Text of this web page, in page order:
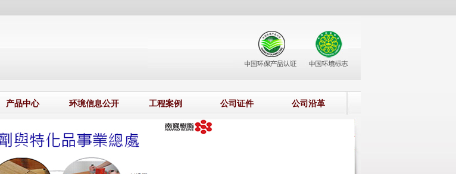
产品中心 环境信息公开 工程案例 公司证件 公司沿革